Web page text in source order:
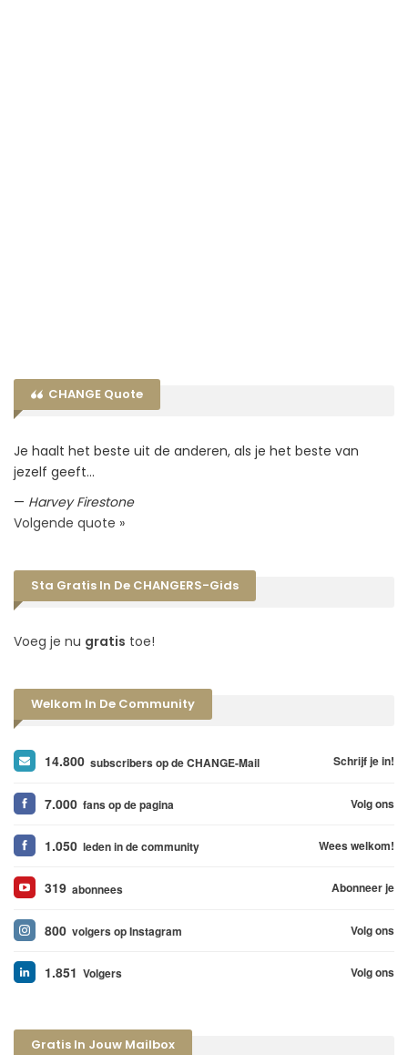
CHANGE Quote
Je haalt het beste uit de anderen, als je het beste van
jezelf geeft…
— Harvey Firestone
Volgende quote »
Sta Gratis In De CHANGERS-Gids
Voeg je nu gratis toe!
Welkom In De Community
14.800 subscribers op de CHANGE-Mail Schrijf je in!
7.000 fans op de pagina Volg ons
1.050 leden in de community Wees welkom!
319 abonnees Abonneer je
800 volgers op Instagram Volg ons
1.851 Volgers Volg ons
Gratis In Jouw Mailbox